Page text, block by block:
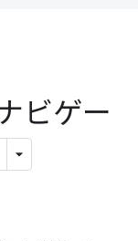
ビゲー